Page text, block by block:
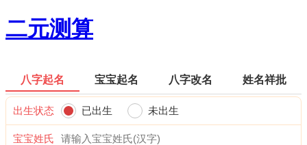
二元测算
八字起名 宝宝起名 八字改名 姓名祥批
出生状态 已出生 未出生
宝宝姓氏